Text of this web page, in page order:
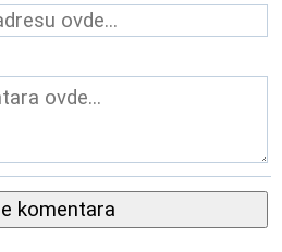
komentara